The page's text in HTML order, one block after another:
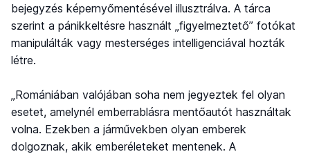
bejegyzés képernyőmentésével illusztrálva. A tárca
szerint a pánikkeltésre használt „figyelmeztető” fotókat
manipulálták vagy mesterséges intelligenciával hozták
létre.
„Romániában valójában soha nem jegyeztek fel olyan
esetet, amelynél emberrablásra mentőautót használtak
volna. Ezekben a járművekben olyan emberek
dolgoznak, akik emberéleteket mentenek. A